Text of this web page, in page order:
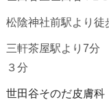
松陰神社前駅より徒
三軒茶屋駅より7分
３分
世田谷そのだ皮膚科